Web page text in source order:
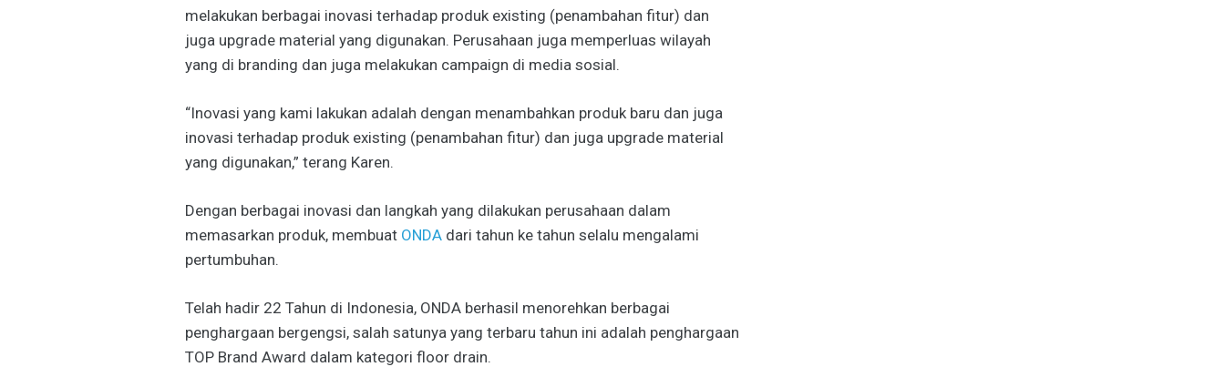
melakukan berbagai inovasi terhadap produk existing (penambahan fitur) dan
juga upgrade material yang digunakan. Perusahaan juga memperluas wilayah
yang di branding dan juga melakukan campaign di media sosial.
“Inovasi yang kami lakukan adalah dengan menambahkan produk baru dan juga
inovasi terhadap produk existing (penambahan fitur) dan juga upgrade material
yang digunakan,” terang Karen.
Dengan berbagai inovasi dan langkah yang dilakukan perusahaan dalam
memasarkan produk, membuat ONDAdari tahun ke tahun selalu mengalami
pertumbuhan.
Telah hadir 22 Tahun di Indonesia, ONDA berhasil menorehkan berbagai
penghargaan bergengsi, salah satunya yang terbaru tahun ini adalah penghargaan
TOP Brand Award dalam kategori floor drain.